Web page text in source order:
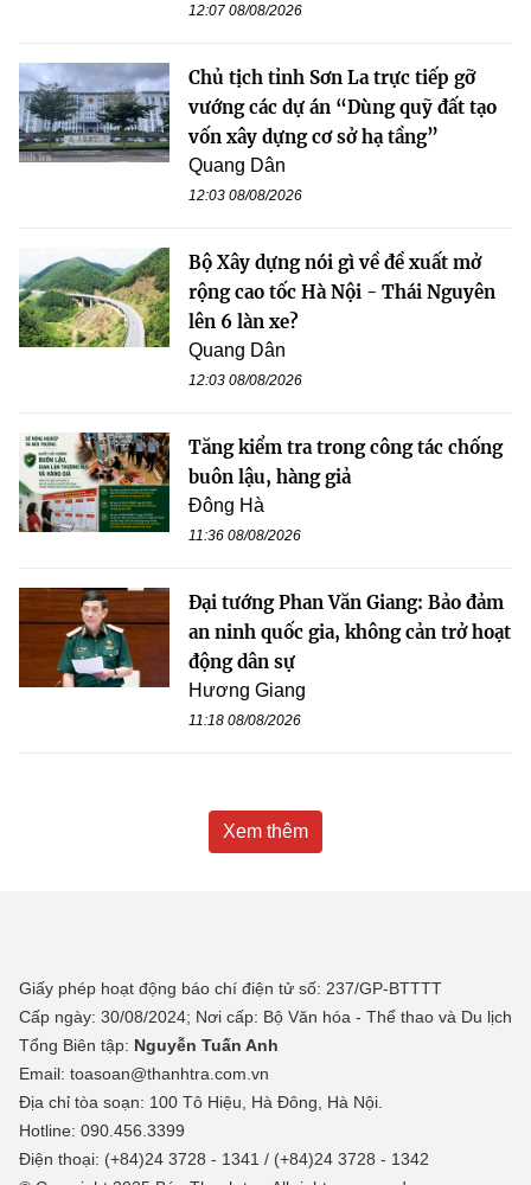
12:07 08/08/2026
Chủ tịch tỉnh Sơn La trực tiếp gỡ
vướng các dự án “Dùng quỹ đất tạo
vốn xây dựng cơ sở hạ tầng”
Quang Dân
12:03 08/08/2026
Bộ Xây dựng nói gì về đề xuất mở
rộng cao tốc Hà Nội - Thái Nguyên
lên 6 làn xe?
Quang Dân
12:03 08/08/2026
Tăng kiểm tra trong công tác chống
buôn lậu, hàng giả
Đông Hà
11:36 08/08/2026
Đại tướng Phan Văn Giang: Bảo đảm
an ninh quốc gia, không cản trở hoạt
động dân sự
Hương Giang
11:18 08/08/2026
Xem thêm
Giấy phép hoạt động báo chí điện tử số: 237/GP-BTTTT
Cấp ngày: 30/08/2024; Nơi cấp: Bộ Văn hóa - Thể thao và Du lịch
Tổng Biên tập: Nguyễn Tuấn Anh
Email: toasoan@thanhtra.com.vn
Địa chỉ tòa soạn: 100 Tô Hiệu, Hà Đông, Hà Nội.
Hotline: 090.456.3399
Điện thoại: (+84)24 3728 - 1341 / (+84)24 3728 - 1342